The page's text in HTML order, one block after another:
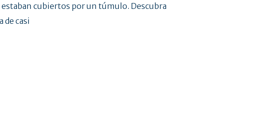
cubiertos por un túmulo. Descubra
de casi